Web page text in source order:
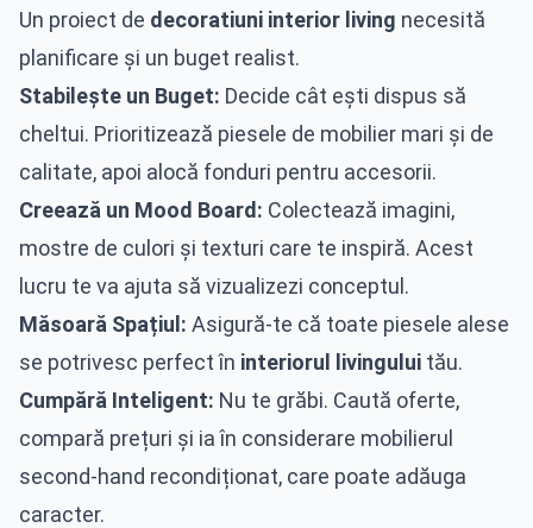
Un proiect de decoratiuni interior living necesită
planificare și un buget realist.
Stabilește un Buget: Decide cât ești dispus să
cheltui. Prioritizează piesele de mobilier mari și de
calitate, apoi alocă fonduri pentru accesorii.
Creează un Mood Board: Colectează imagini,
mostre de culori și texturi care te inspiră. Acest
lucru te va ajuta să vizualizezi conceptul.
Măsoară Spațiul: Asigură-te că toate piesele alese
se potrivesc perfect în interiorul livingului tău.
Cumpără Inteligent: Nu te grăbi. Caută oferte,
compară prețuri și ia în considerare mobilierul
second-hand recondiționat, care poate adăuga
caracter.